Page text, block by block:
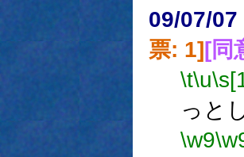
09/07/
票: 1][同
\t\u
っと
\w9